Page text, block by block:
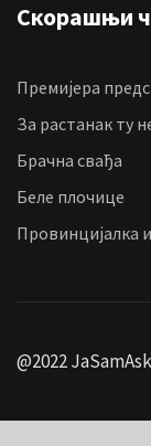
Скорашњи
Премијера
За растанак ту
Брачна свађа
Беле плочице
Провинцијалка
@2022